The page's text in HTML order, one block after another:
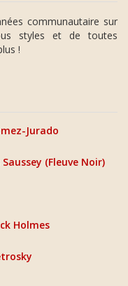
communautaire sur
styles et de toutes
!
Jurado
(Fleuve Noir)
Holmes